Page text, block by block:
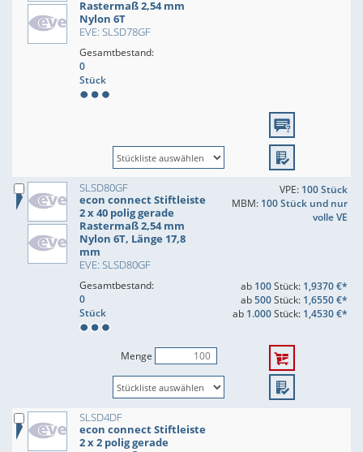
Rastermaß 2,54 mm
Nylon 6T
EVE: SLSD78GF
Gesamtbestand:
0
Stück
SLSD80GF
econ connect Stiftleiste
2 x 40 polig gerade
Rastermaß 2,54 mm
Nylon 6T, Länge 17,8
mm
EVE: SLSD80GF
VPE: 100 Stück
MBM: 100 Stück und nur
volle VE
Gesamtbestand:
0
Stück
ab 100Stück: 1,9370 €*
ab500Stück: 1,6550 €*
ab 1.000Stück: 1,4530 €*
Menge
SLSD4DF
econ connect Stiftleiste
2 x 2 polig gerade